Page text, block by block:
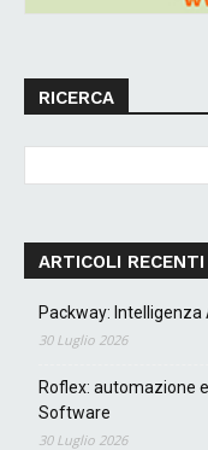
RICERCA
ARTICOLI RECENTI
Packway:
30 Luglio 2026
Roflex: automazione
Software
30 Luglio 2026